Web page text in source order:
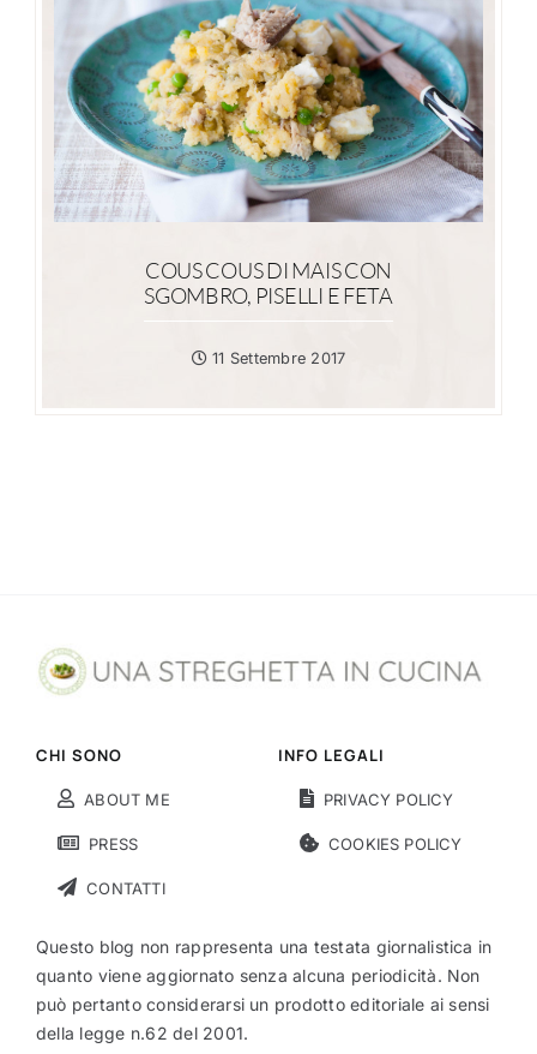
COUS COUS DI MAIS CON
SGOMBRO, PISELLI E FETA
11 Settembre 2017
CHI SONO
ABOUT ME
PRESS
CONTATTI
INFO LEGALI
PRIVACY POLICY
COOKIES POLICY
Questo blog non rappresenta una testata giornalistica in
quanto viene aggiornato senza alcuna periodicità. Non
può pertanto considerarsi un prodotto editoriale ai sensi
della legge n.62 del 2001.